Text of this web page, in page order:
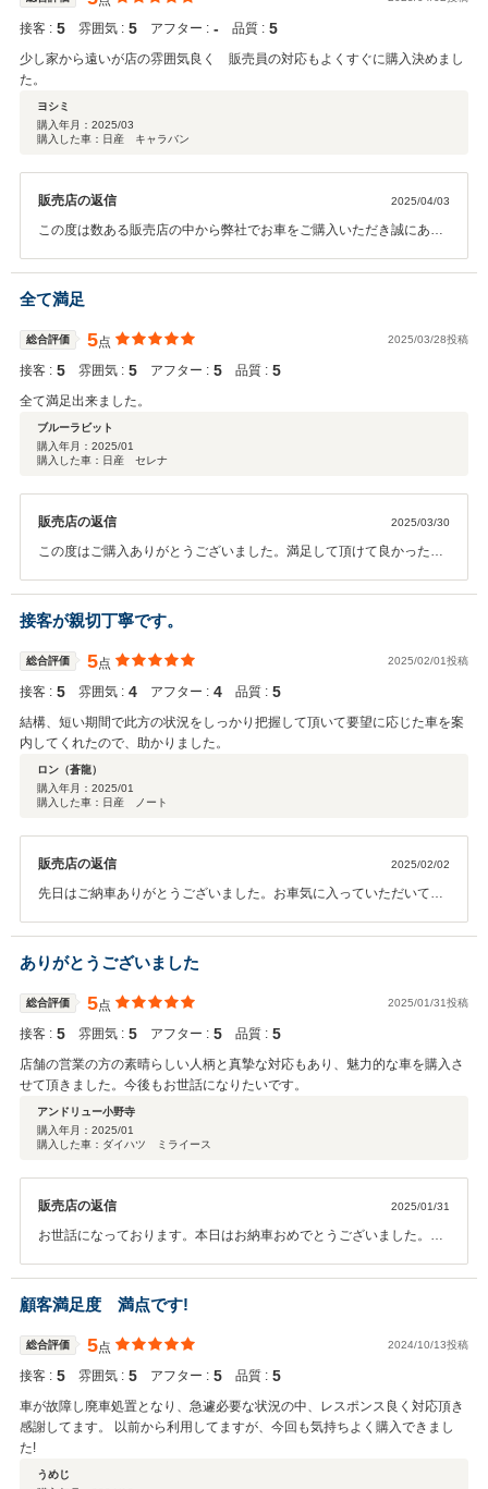
接客 : 5 雰囲気 : 5 アフター : ‐ 品質 : 5
少し家から遠いが店の雰囲気良く 販売員の対応もよくすぐに購入決めまし
た。
ヨシミ
購入年月： 2025/03
購入した車：日産 キャラバン
販売店の返信 2025/04/03
この度は数ある販売店の中から弊社でお車をご購入いただき誠にあり
光栄でございます。スタッフ一同励みにさせていただきます。まもな
くお車もご納車となりますが引き続きとうぞ宜しくお願い申し上げま
全て満足
総合評価 5点 2025/03/28投稿
接客 : 5 雰囲気 : 5 アフター : 5 品質 : 5
全て満足出来ました。
ブルーラビット
購入年月： 2025/01
購入した車：日産 セレナ
販売店の返信 2025/03/30
この度はご購入ありがとうございました。満足して頂けて良かったで
すので引き続き宜しくお願い申し上げます！
接客が親切丁寧です。
総合評価 5点 2025/02/01投稿
接客 : 5 雰囲気 : 4 アフター : 4 品質 : 5
結構、短い期間で此方の状況をしっかり把握して頂いて要望に応じた車を案
内してくれたので、助かりました。
ロン（蒼龍）
購入年月： 2025/01
購入した車：日産 ノート
販売店の返信 2025/02/02
先日はご納車ありがとうございました。お車気に入っていただいてあ
ます。
ありがとうございました
総合評価 5点 2025/01/31投稿
接客 : 5 雰囲気 : 5 アフター : 5 品質 : 5
店舗の営業の方の素晴らしい人柄と真摯な対応もあり、魅力的な車を購入さ
せて頂きました。今後もお世話になりたいです。
アンドリュー小野寺
購入年月： 2025/01
購入した車：ダイハツ ミライース
販売店の返信 2025/01/31
お世話になっております。本日はお納車おめでとうございました。お
願いします。
顧客満足度 満点です!
総合評価 5点 2024/10/13投稿
接客 : 5 雰囲気 : 5 アフター : 5 品質 : 5
車が故障し廃車処置となり、急遽必要な状況の中、レスポンス良く対応頂き
感謝してます。 以前から利用してますが、今回も気持ちよく購入できまし
た!
うめじ